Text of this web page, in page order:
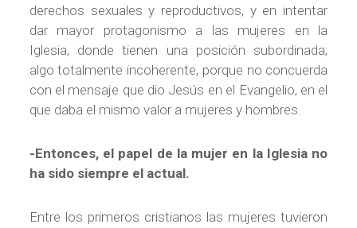
derechos sexuales y reproductivos, y en intentar
dar mayor protagonismo a las mujeres en la
Iglesia, donde tienen una posición subordinada;
algo totalmente incoherente, porque no concuerda
con el mensaje que dio Jesús en el Evangelio, en el
que daba el mismo valor a mujeres y hombres.
-Entonces, el papel de la mujer en la Iglesia no
ha sido siempre el actual.
Entre los primeros cristianos las mujeres tuvieron